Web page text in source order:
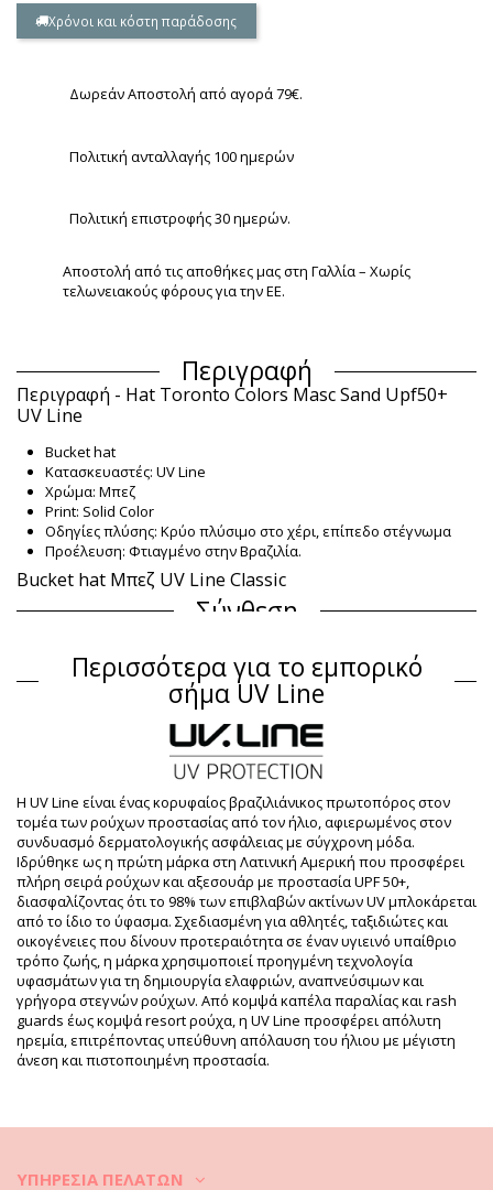
Χρόνοι και κόστη παράδοσης
Δωρεάν Αποστολή από αγορά 79€.
Πολιτική ανταλλαγής 100 ημερών
Πολιτική επιστροφής 30 ημερών.
Αποστολή από τις αποθήκες μας στη Γαλλία – Χωρίς
τελωνειακούς φόρους για την ΕΕ.
Περιγραφή
Περιγραφή - Hat Toronto Colors Masc Sand Upf50+
UV Line
Bucket hat
Κατασκευαστές: UV Line
Χρώμα: Μπεζ
Print: Solid Color
Οδηγίες πλύσης: Κρύο πλύσιμο στο χέρι, επίπεδο στέγνωμα
Προέλευση: Φτιαγμένο στην Βραζιλία.
Bucket hat Μπεζ UV Line Classic
Σύνθεση
Προστασία UV: UPF 50+
Πληροφορίες προϊόντος
Τμήμα: Άνδρας, Bucket hat
Η συσκευασία περιλαμβάνει: 1 x Bucket hat (Δεν
περιλαμβάνονται άλλα αξεσουάρ)
SKU: 1987002987
EAN: Μέγεθος μοναδικό (7899918549823)
Αναφορά προμηθευτή: 05010031006
Βάρος: 145g / 0.32lb / 5.11oz
Βελτιωμένες ψηφιακά φωτογραφίες
Οδηγίες πλυσίματος &
φροντίδας
Οδηγίες φροντίδας για: UV Line Hat Toronto Colors
Masc Sand Upf50+
Πώς να περιποιείστε τα καπέλα σας;
Ένα καπέλο μπορεί να κατασκευαστεί από φυσικό ή συνθετικό
άχυρο ή άλλα υφάσματα. Για να δείχνει πάντα τέλειο και καθαρό να
2. Χρησιμοποιήστε μια βούρτσα με τρίχες ή έναν ειδικό κύλινδρο
Περισσότερα για το εμπορικό
σήμα UV Line
Η UV Line είναι ένας κορυφαίος βραζιλιάνικος πρωτοπόρος στον
τομέα των ρούχων προστασίας από τον ήλιο, αφιερωμένος στον
συνδυασμό δερματολογικής ασφάλειας με σύγχρονη μόδα.
Ιδρύθηκε ως η πρώτη μάρκα στη Λατινική Αμερική που προσφέρει
πλήρη σειρά ρούχων και αξεσουάρ με προστασία UPF 50+,
διασφαλίζοντας ότι το 98% των επιβλαβών ακτίνων UV μπλοκάρεται
από το ίδιο το ύφασμα. Σχεδιασμένη για αθλητές, ταξιδιώτες και
οικογένειες που δίνουν προτεραιότητα σε έναν υγιεινό υπαίθριο
τρόπο ζωής, η μάρκα χρησιμοποιεί προηγμένη τεχνολογία
υφασμάτων για τη δημιουργία ελαφριών, αναπνεύσιμων και
γρήγορα στεγνών ρούχων. Από κομψά καπέλα παραλίας και rash
guards έως κομψά resort ρούχα, η UV Line προσφέρει απόλυτη
ηρεμία, επιτρέποντας υπεύθυνη απόλαυση του ήλιου με μέγιστη
άνεση και πιστοποιημένη προστασία.
ΥΠΗΡΕΣΊΑ ΠΕΛΑΤΏΝ